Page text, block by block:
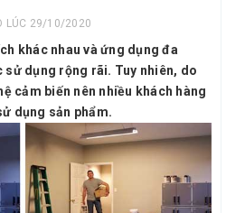
LÚC 29/10/2020
khác nhau và ứng dụng đa
dụng rộng rãi. Tuy nhiên, do
cảm biến nên nhiều khách hàng
dụng sản phẩm.